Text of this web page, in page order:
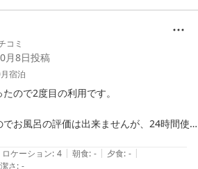
合ったお部屋タイプを低料金にてご準備
頂ければと思います。
る日を楽しみにお待ちしております。
コミ
月8日投稿
宿泊
ので2度目の利用です。
お風呂の評価は出来ませんが、24時間使
戻る私にはとても有難かったです。
は広くて、キャリーケースを広げる余裕が
ロケーション: 4 | 朝食: - | 夕食: - |
さ: -